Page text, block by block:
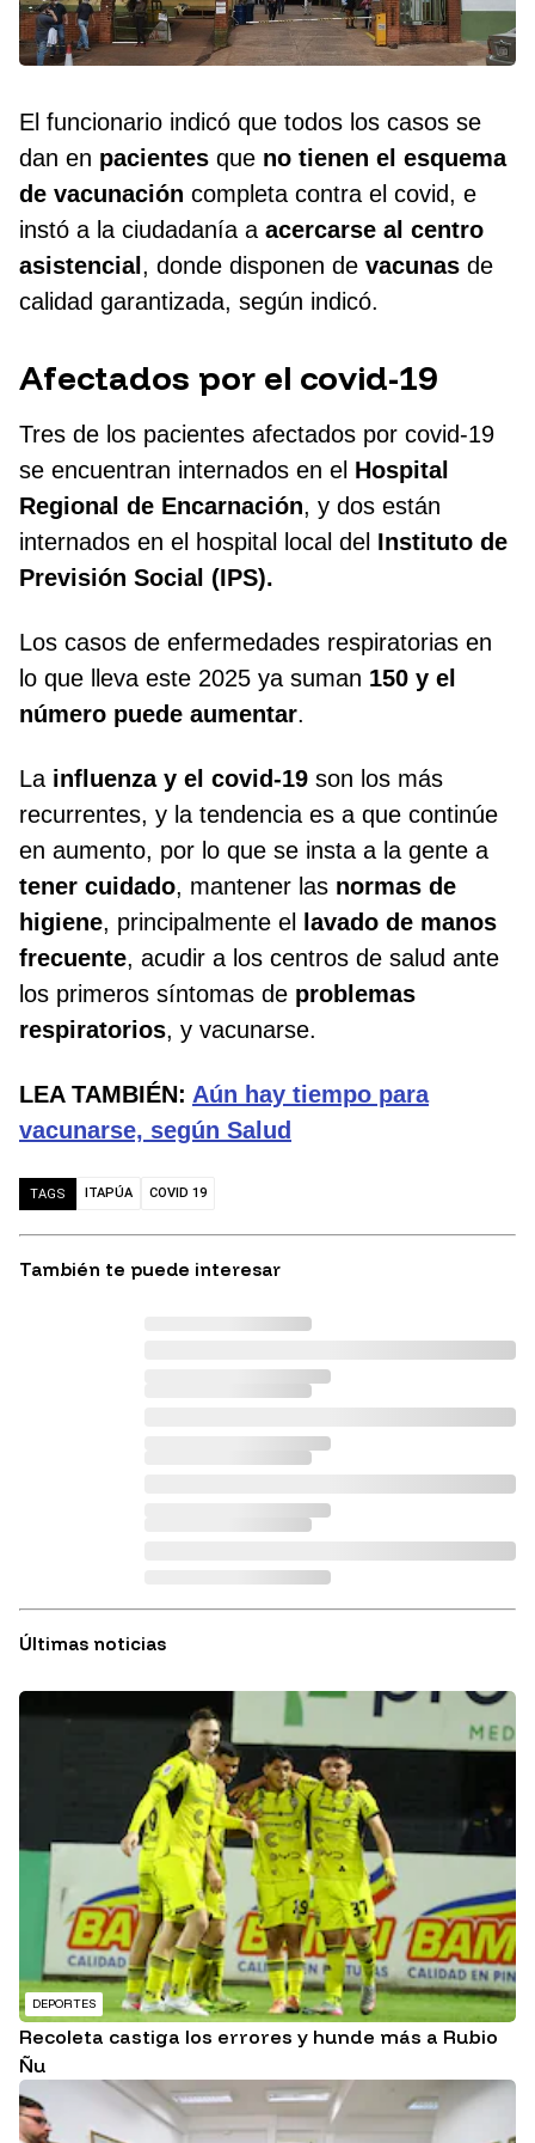
El funcionario indicó que todos los casos se
dan en pacientes que no tienen el esquema
de vacunación completa contra el covid, e
instó a la ciudadanía a acercarse al centro
asistencial , donde disponen de vacunas de
calidad garantizada, según indicó.
Afectados por el covid-19
Tres de los pacientes afectados por covid-19
se encuentran internados en el Hospital
Regional de Encarnación, y dos están
internados en el hospital local del Instituto de
Previsión Social (IPS).
Los casos de enfermedades respiratorias en
lo que lleva este 2025 ya suman 150 y el
número puede aumentar.
La influenza y el covid-19 son los más
recurrentes, y la tendencia es a que continúe
en aumento, por lo que se insta a la gente a
tener cuidado, mantener las normas de
higiene, principalmente el
lavado de manos
frecuente, acudir a los centros de salud ante
los primeros síntomas de problemas
respiratorios, y vacunarse.
LEA TAMBIÉN: Aún hay tiempo para
vacunarse, según Salud
TAGS ITAPÚA COVID 19
También te puede interesar
Últimas noticias
DEPORTES
Recoleta castiga los errores y hunde más a Rubio
Ñu